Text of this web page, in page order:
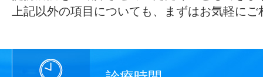
上記以外の項目についても、まずはお気軽に